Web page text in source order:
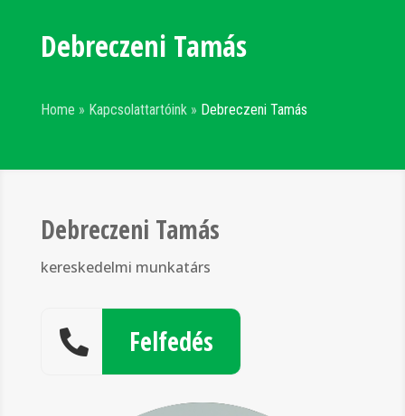
Kérjük, szíveskedjenek beszállításaikat a fenti
nyitvatartási idő szerint megszervezni.
Debreczeni Tamás
Home » Kapcsolattartóink» Debreczeni Tamás
Debreczeni Tamás
kereskedelmi munkatárs
 Felfedés